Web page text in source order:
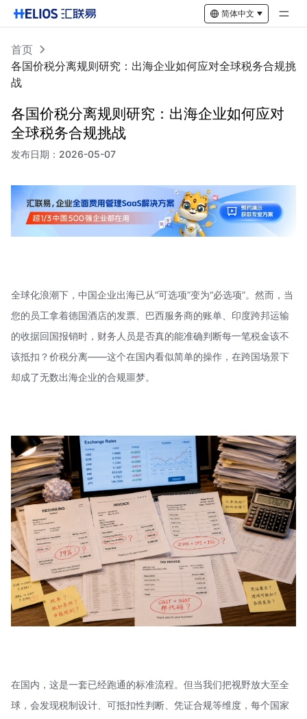
简体中文
首页
各国价税分离规则研究：出海企业如何应对全球税务合规挑
战
各国价税分离规则研究：出海企业如何应对
全球税务合规挑战
发布日期： 2026-05-07
全球化浪潮下，中国企业出海已从“可选项”变为“必选项”。然而，当
您的员工拿着德国酒店的发票、巴西服务商的账单、印度跨邦运输
的收据回国报销时，财务人员是否真的能准确判断每一笔税金该不
该抵扣？价税分离——这个在国内看似简单的操作，在跨国场景下
却成了无数出海企业的合规噩梦。
在国内，这是一套已经跑通的标准流程。但当我们把视野放大至全
球，会发现税制设计、可抵扣性判断、凭证合规等维度，每个国家